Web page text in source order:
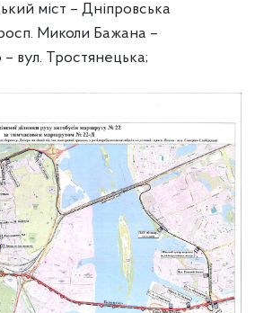
міст – Дніпровська
Миколи Бажана –
– вул. Тростянецька;